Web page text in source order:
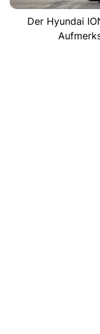
Der Hyundai